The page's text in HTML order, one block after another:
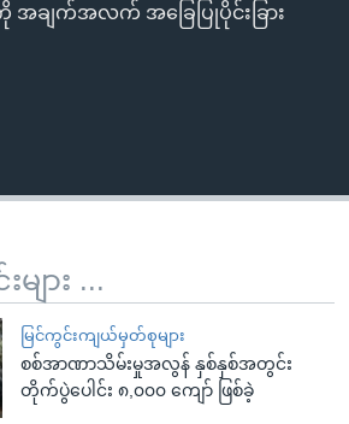
အချက်အလက် အခြေပြုပိုင်းခြား
ား ...
မြင်ကွင်းကျယ်မှတ်စုများ
စစ်အာဏာသိမ်းမှုအလွန် နှစ်နှစ်အတွင်း
တိုက်ပွဲပေါင်း ၈,၀၀၀ ‌ကျော် ဖြစ်ခဲ့